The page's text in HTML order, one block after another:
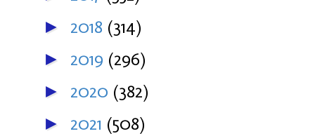
► 2018 (314)
► 2019 (296)
► 2020 (382)
► 2021 (508)